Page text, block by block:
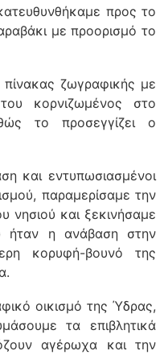
προς το
με προορισμό το
ζωγραφικής με
κορνιζωμένος στο
το προσεγγίζει ο
και εντυπωσιασμένοι
παραμερίσαμε την
νησιού και ξεκινήσαμε
ήταν η ανάβαση στην
κορυφή-βουνό της
οικισμό της Ύδρας,
τα επιβλητικά
αγέρωχα και την